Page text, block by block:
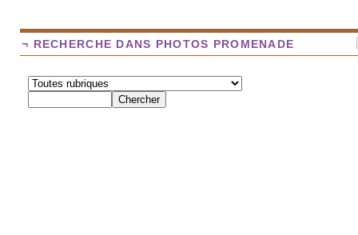
¬ RECHERCHE DANS PHOTOS PROMENADE